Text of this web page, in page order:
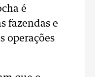
é
fazendas e
operações